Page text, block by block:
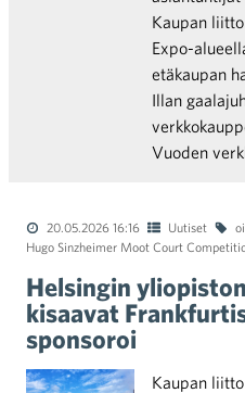
Kaupan
Expo-
etäkaupan
Illan
Vuoden
20.05.2026 16:16 Uutiset
Hugo Sinzheimer Moot Court
Helsingin
kisaavat
sponsoroi
Kaupan